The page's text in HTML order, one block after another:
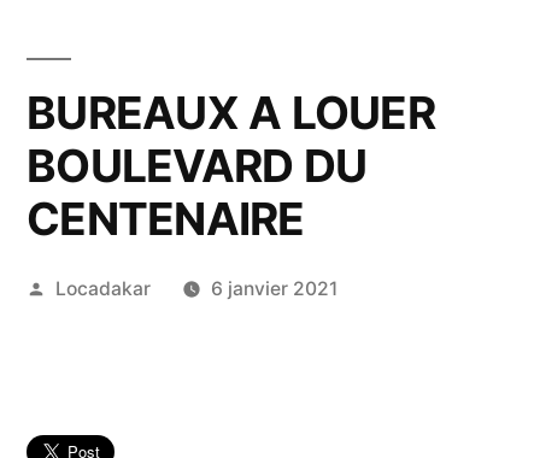
BUREAUX A LOUER
BOULEVARD DU
CENTENAIRE
Publié
Locadakar 6 janvier 2021